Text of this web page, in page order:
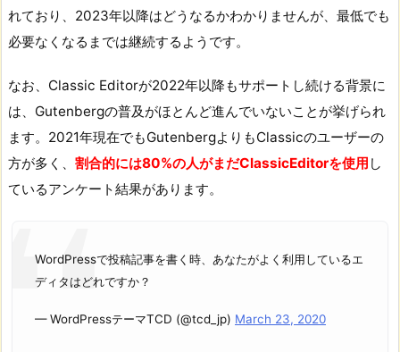
れており、2023年以降はどうなるかわかりませんが、最低でも
必要なくなるまでは継続するようです。
なお、Classic Editorが2022年以降もサポートし続ける背景に
は、Gutenbergの普及がほとんど進んでいないことが挙げられ
ます。2021年現在でもGutenbergよりもClassicのユーザーの
方が多く、 割合的には80%の人がまだClassicEditorを使用 し
ているアンケート結果があります。
WordPressで投稿記事を書く時、あなたがよく利用しているエ
ディタはどれですか？
— WordPressテーマTCD (@tcd_jp) March 23, 2020